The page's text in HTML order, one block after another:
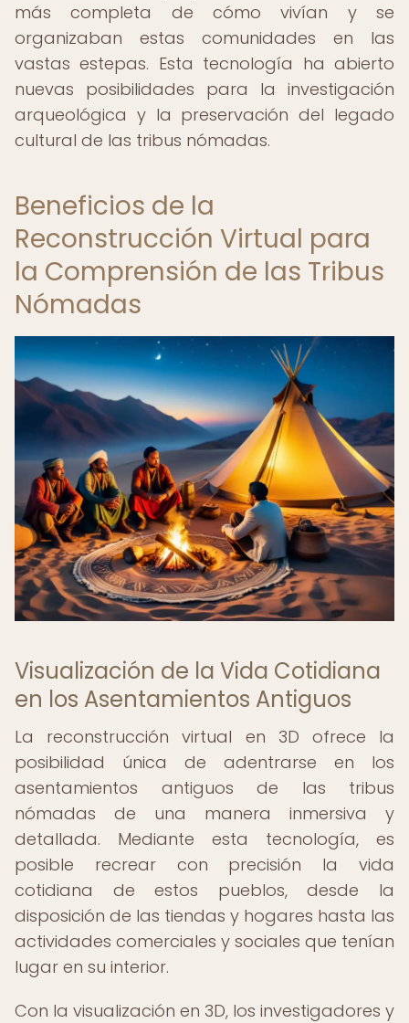
más completa de cómo vivían y se
organizaban estas comunidades en las
vastas estepas. Esta tecnología ha abierto
nuevas posibilidades para la investigación
arqueológica y la preservación del legado
cultural de las tribus nómadas.
Beneficios de la
Reconstrucción Virtual para
la Comprensión de las Tribus
Nómadas
Visualización de la Vida Cotidiana
en los Asentamientos Antiguos
La reconstrucción virtual en 3D ofrece la
posibilidad única de adentrarse en los
asentamientos antiguos de las tribus
nómadas de una manera inmersiva y
detallada. Mediante esta tecnología, es
posible recrear con precisión la vida
cotidiana de estos pueblos, desde la
disposición de las tiendas y hogares hasta las
actividades comerciales y sociales que tenían
lugar en su interior.
Con la visualización en 3D, los investigadores y